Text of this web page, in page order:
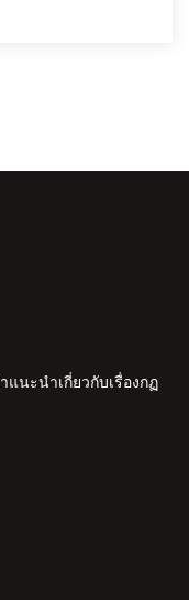
แนะนำเกี่ยวกับเรื่องกฏ